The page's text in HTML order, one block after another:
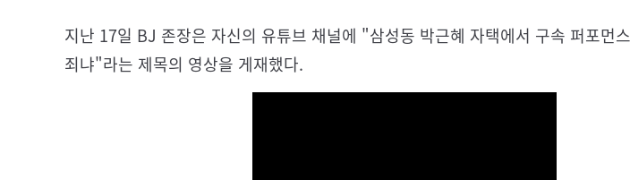
지난 17일 BJ 존장은 자신의 유튜브 채널에 "삼성동 박근혜 자택에서 구속 퍼포먼
죄냐"라는 제목의 영상을 게재했다.